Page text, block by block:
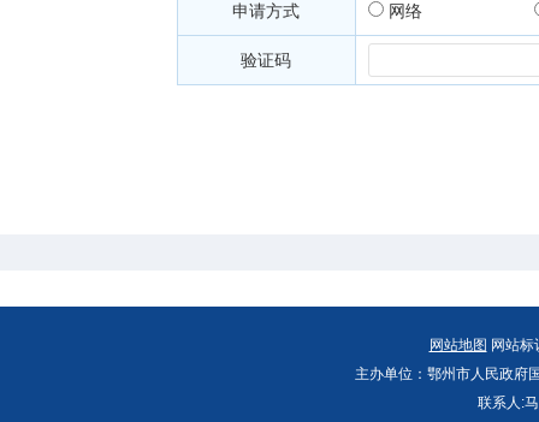
申请方式 网络
验证码
网站地图 网站
主办单位：鄂州市人民政府
联系人: